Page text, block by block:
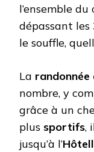
l’ensemble
dépassant
le souffle,
La randonnée
nombre, y
grâce à un
plus sportifs,
jusqu’à l’